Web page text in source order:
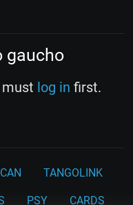
gaucho
must log in first.
TANGOLINK
PSY CARDS